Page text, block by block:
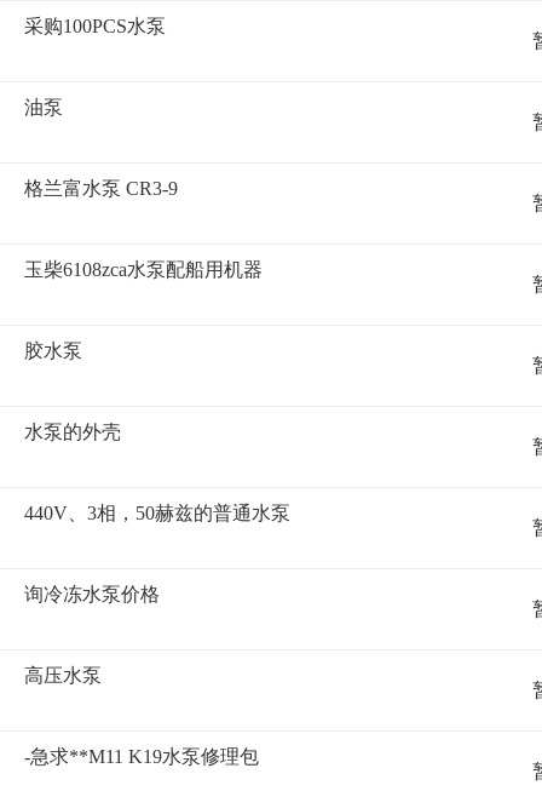
采购100PCS水泵
油泵
格兰富水泵 CR3-9
玉柴6108zca水泵配船用机器
胶水泵
水泵的外壳
440V、3相，50赫兹的普通水泵
询冷冻水泵价格
高压水泵
-急求**M11 K19水泵修理包